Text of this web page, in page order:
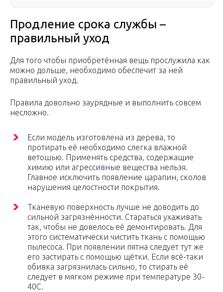
Продление срока службы –
правильный уход
Для того чтобы приобретённая вещь прослужила как
можно дольше, необходимо обеспечит за ней
правильный уход.
Правила довольно заурядные и выполнить совсем
несложно.
Если модель изготовлена из дерева, то
протирать её необходимо слегка влажной
ветошью. Применять средства, содержащие
химию или агрессивные вещества нельзя.
Главное исключить появление царапин, сколов
нарушения целостности покрытия.
Тканевую поверхность лучше не доводить до
сильной загрязнённости. Стараться ухаживать
так, чтобы не довелось её демонтировать. Для
этого систематически чистить ткань с помощью
пылесоса. При появлении пятна следует тут же
его застирать с помощью щётки. Если всё-таки
обивка загрязнилась сильно, то стирать её
следует в мягком режиме при температуре 30-
40С.